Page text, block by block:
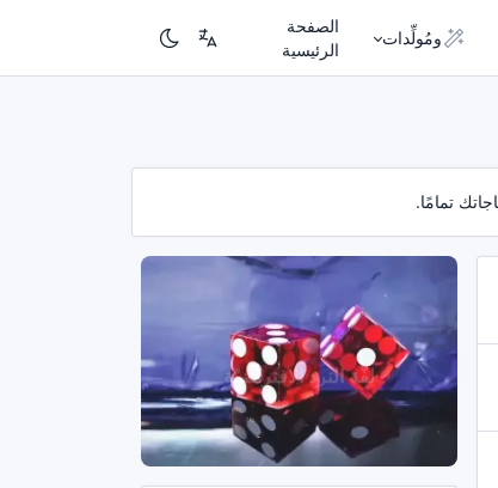
ومُولِّدات
الصفحة
الرئيسية
تمامًا.